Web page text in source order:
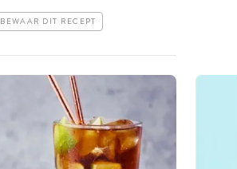
BEWAAR DIT RECEPT